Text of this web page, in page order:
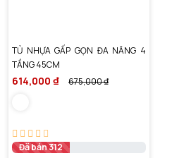
TỦ NHỰA GẤP GỌN ĐA NĂNG 4
TẦNG 45CM
614,000 ₫ 675,000 ₫
Đã bán 312